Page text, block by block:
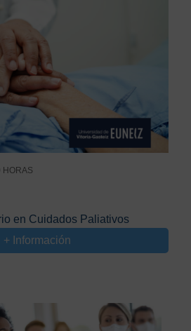
HORAS
en Cuidados Paliativos
+ Información